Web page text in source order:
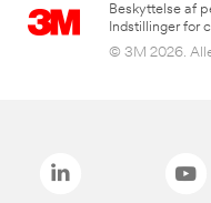
Beskyttelse af
Indstillinger for
© 3M 2026. Alle